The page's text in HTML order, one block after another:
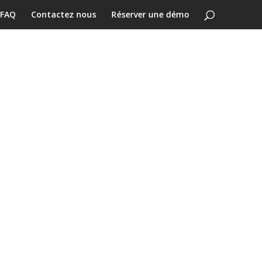
FAQ Contactez nous Réserver une démo